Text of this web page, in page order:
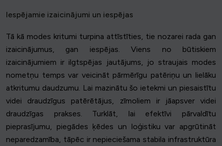
Iespējamie izaicinājumi un iespējas
Tā kā modes kritumi turpina attīstīties, tie nozarei rada gan
izaicinājumus, gan iespējas. Viens no būtiskiem
izaicinājumiem ir ilgtspējas jautājums, jo straujais modes
nometņu temps var veicināt pārmērīgu patēriņu un lielāku
atkritumu daudzumu. Lai mazinātu šo ietekmi un piesaistītu
videi draudzīgus patērētājus, zīmoliem ir jāapsver videi
draudzīgas prakses. Turklāt, lai efektīvi pārvaldītu
pieprasījumu, piegādes ķēdes un loģistiku var apgrūtināt
neparedzamība, tāpēc ir nepieciešama stabila infrastruktūra